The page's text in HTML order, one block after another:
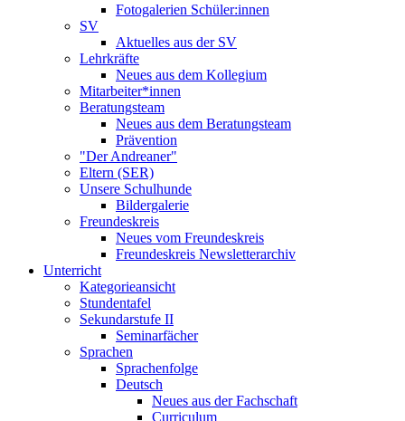
Fotogalerien Schüler:innen
SV
Aktuelles aus der SV
Lehrkräfte
Neues aus dem Kollegium
Mitarbeiter*innen
Beratungsteam
Neues aus dem Beratungsteam
Prävention
"Der Andreaner"
Eltern (SER)
Unsere Schulhunde
Bildergalerie
Freundeskreis
Neues vom Freundeskreis
Freundeskreis Newsletterarchiv
Unterricht
Kategorieansicht
Stundentafel
Sekundarstufe II
Seminarfächer
Sprachen
Sprachenfolge
Deutsch
Neues aus der Fachschaft
Curriculum